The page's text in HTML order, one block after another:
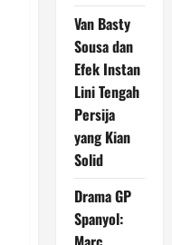
Van Basty
Sousa dan
Efek Instan
Lini Tengah
Persija
yang Kian
Solid
Drama GP
Spanyol: